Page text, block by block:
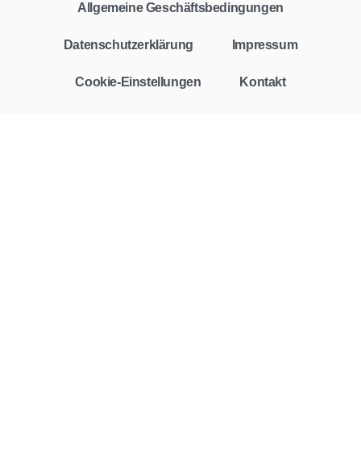
Allgemeine Geschäftsbedingungen
Datenschutzerklärung Impressum
Cookie-Einstellungen Kontakt